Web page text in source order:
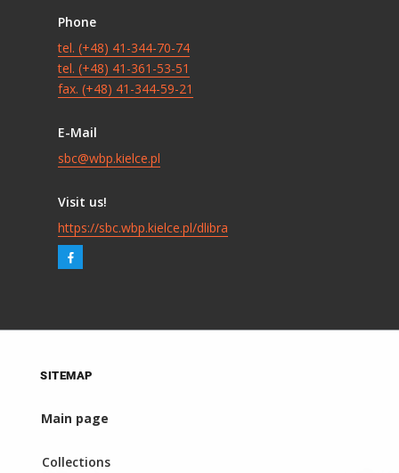
Phone
tel. (+48) 41-344-70-74
tel. (+48) 41-361-53-51
fax. (+48) 41-344-59-21
E-Mail
sbc@wbp.kielce.pl
Visit us!
https://sbc.wbp.kielce.pl/dlibra
SITEMAP
Main page
Collections